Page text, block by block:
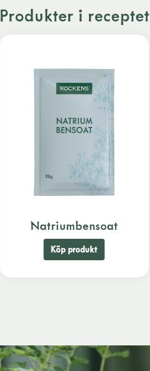
Produkter i receptet
Natriumbensoat
Köp produkt